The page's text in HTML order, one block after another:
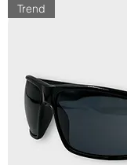
Trend